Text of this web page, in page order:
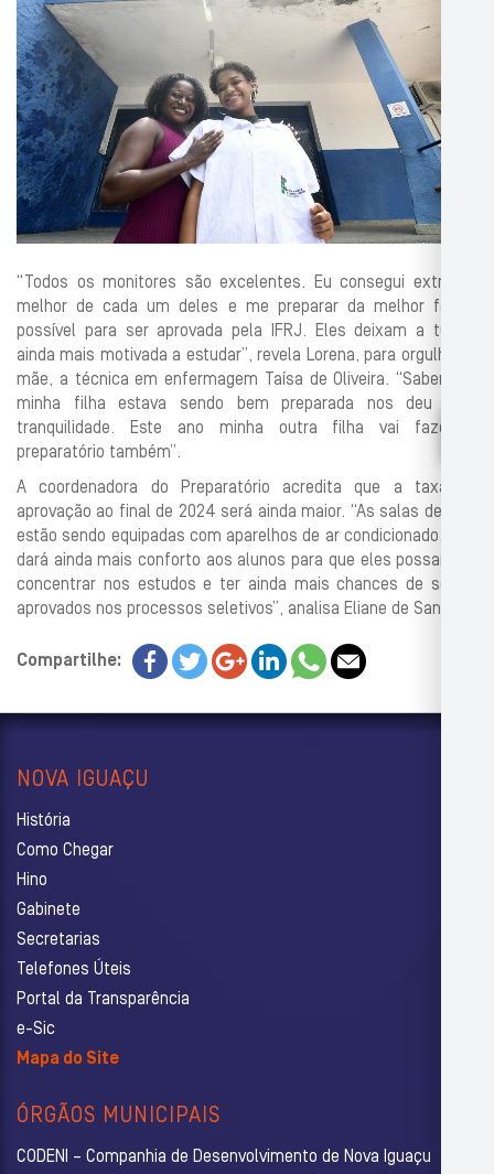
“Todos os monitores são excelentes. Eu consegui extrair o
melhor de cada um deles e me preparar da melhor forma
possível para ser aprovada pela IFRJ. Eles deixam a turma
ainda mais motivada a estudar”, revela Lorena, para orgulho da
mãe, a técnica em enfermagem Taísa de Oliveira. “Saber que
minha filha estava sendo bem preparada nos deu uma
tranquilidade. Este ano minha outra filha vai fazer o
preparatório também”.
A coordenadora do Preparatório acredita que a taxa de
aprovação ao final de 2024 será ainda maior. “As salas de aula
estão sendo equipadas com aparelhos de ar condicionado. Isso
dará ainda mais conforto aos alunos para que eles possam se
concentrar nos estudos e ter ainda mais chances de serem
aprovados nos processos seletivos”, analisa Eliane de Santis.
Compartilhe:
NOVA IGUAÇU
História
Como Chegar
Hino
Gabinete
Secretarias
Telefones Úteis
Portal da Transparência
e-Sic
Mapa do Site
ÓRGÃOS MUNICIPAIS
CODENI – Companhia de Desenvolvimento de Nova Iguaçu